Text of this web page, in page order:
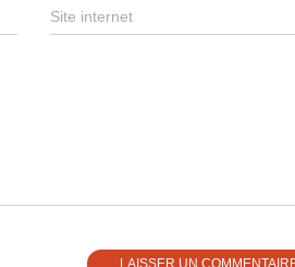
Site internet